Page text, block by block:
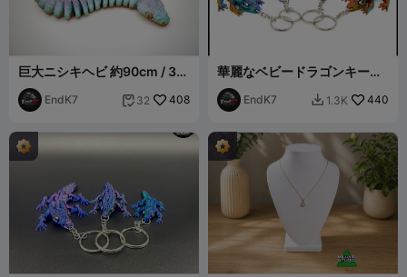
巨大ニシキヘビ 約90cm / 35
インチ 長 - フレキシ
EndK7  32 408
華麗なベビードラゴンキーチ
ェーン
EndK7  1.3K 440